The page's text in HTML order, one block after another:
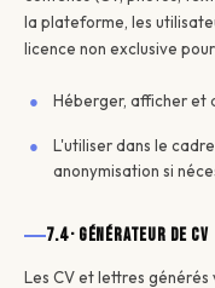
la plateforme, les
licence non exclusive
Héberger, afficher et
L'utiliser dans le
anonymisation si
7.4 · Générateur de CV
Les CV et lettres